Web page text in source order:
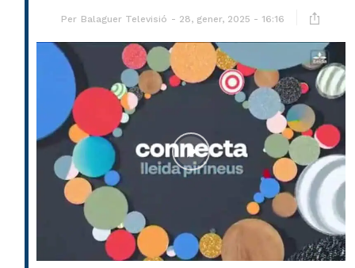
Per Balaguer Televisió 28, gener, 2025 - 16:16